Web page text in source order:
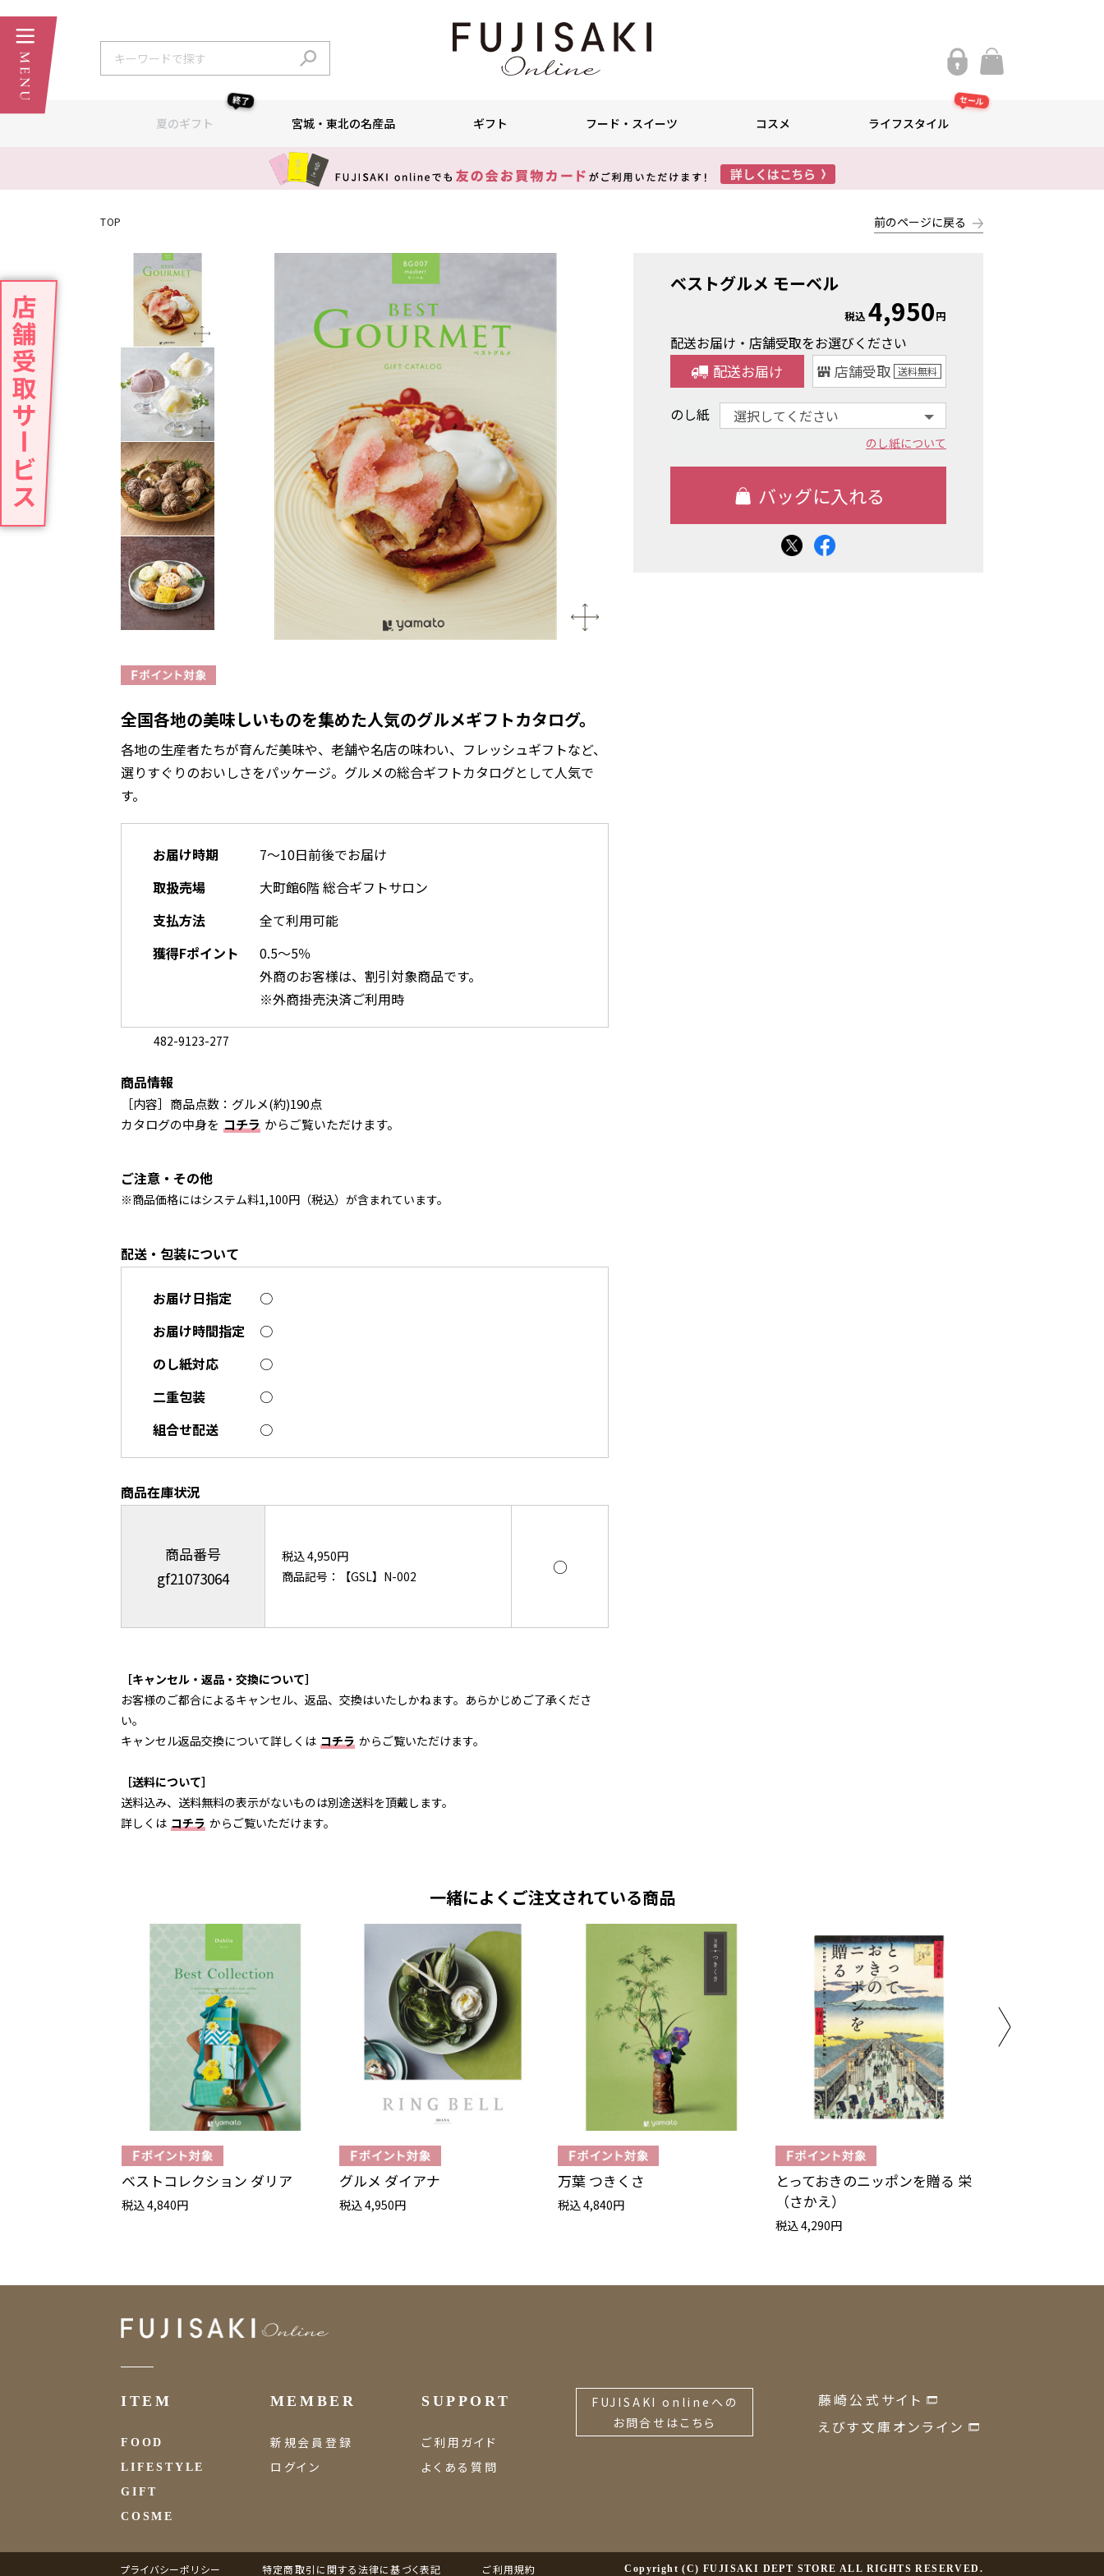
夏のギフト
終了
宮城・東北の名産品 ギフト フード・スイーツ コスメ ライフスタイル
セール
TOP 前のページに戻る
全国各地の美味しいものを集めた人気のグルメギフトカタログ。
各地の生産者たちが育んだ美味や、老舗や名店の味わい、フレッシュギフトなど、
選りすぐりのおいしさをパッケージ。グルメの総合ギフトカタログとして人気で
す。
お届け時期
7～10日前後でお届け
取扱売場
大町館6階 総合ギフトサロン
支払方法
全て利用可能
獲得Fポイント
0.5～5％
外商のお客様は、割引対象商品です。
※外商掛売決済ご利用時
482-9123-277
商品情報
［内容］商品点数：グルメ(約)190点
カタログの中身を コチラ からご覧いただけます。
ご注意・その他
※商品価格にはシステム料1,100円（税込）が含まれています。
配送・包装について
お届け日指定
○
お届け時間指定
○
のし紙対応
○
二重包装
○
組合せ配送
○
商品在庫状況
商品番号
gf21073064
税込 4,950円
商品記号：【GSL】N-002
○
［キャンセル・返品・交換について］
お客様のご都合によるキャンセル、返品、交換はいたしかねます。あらかじめご了承くださ
い。
キャンセル返品交換について詳しくは コチラ からご覧いただけます。
［送料について］
送料込み、送料無料の表示がないものは別途送料を頂戴します。
詳しくは コチラ からご覧いただけます。
ベストグルメ モーベル
税込4,950円
配送お届け・店舗受取をお選びください
配送お届け 店舗受取 送料無料
のし紙
のし紙について
一緒によくご注文されている商品
ベストコレクション ダリア
税込 4,840円
グルメ ダイアナ
税込 4,950円
万葉 つきくさ
税込 4,840円
とっておきのニッポンを贈る 栄
（さかえ）
税込 4,290円
ITEM
FOOD
LIFESTYLE
GIFT
COSME
MEMBER
新規会員登録
ログイン
SUPPORT
ご利用ガイド
よくある質問
FUJISAKI onlineへの
お問合せはこちら
藤崎公式サイト
えびす文庫オンライン
プライバシーポリシー 特定商取引に関する法律に基づく表記 ご利用規約 Copyright (C) FUJISAKI DEPT STORE ALL RIGHTS RESERVED.